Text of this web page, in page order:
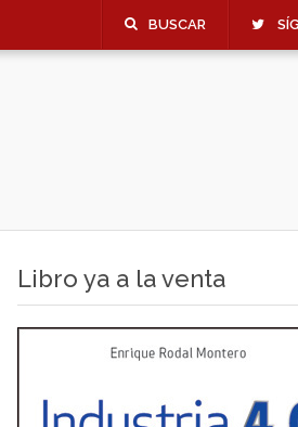
BUSCAR
Libro ya a la venta